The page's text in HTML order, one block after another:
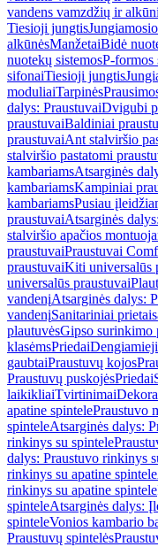
vandens vamzdžių ir
Tiesioji jungtis
alkūnėsManžetaiBidė
nuotekų sistemosP-formos
sifonaiTiesioji jungtis
moduliaiTarpinės
dalys: PraustuvaiDvigubi
praustuvaiBaldiniai
praustuvaiAnt stalviršio
stalviršio pastatomi
kambariamsAtsarginės
kambariamsKampiniai
kambariamsPusiau
praustuvaiAtsarginės
stalviršio apačios
praustuvaiPraustuvai
praustuvaiKiti universalūs
universalūs praustuvai
vandenįAtsarginės dalys:
vandenįSanitariniai
plautuvėsGipso surinkimo
klasėmsPriedai
gaubtaiPraustuvų kojos
Praustuvų puskojėsPriedai
laikikliaiTvirtinimai
apatine spintelePraustuvo
spinteleAtsarginės dalys:
rinkinys su spintele
dalys: Praustuvo rinkinys
rinkinys su apatine spintele
rinkinys su apatine spintele
spinteleAtsarginės dalys:
spinteleVonios kambario
Praustuvų spintelės